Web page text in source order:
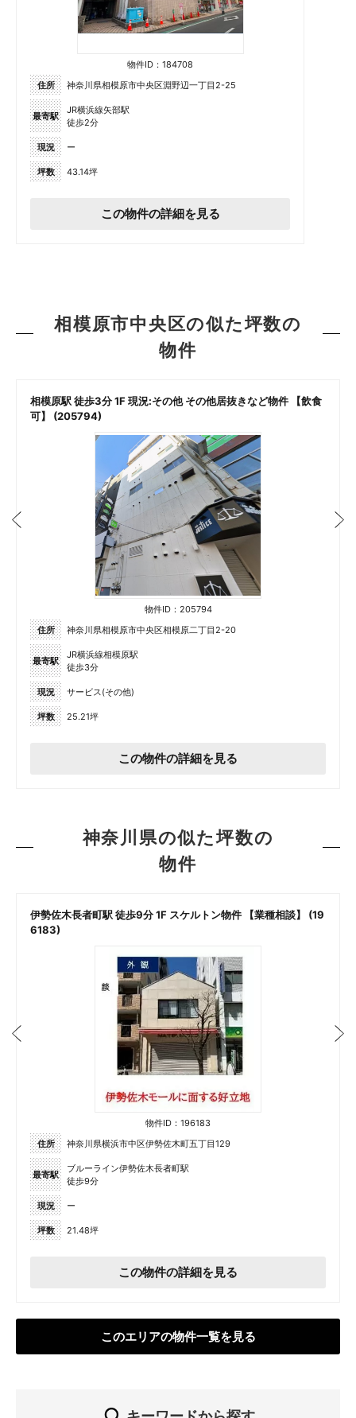
物件ID：184708
住所
神奈川県相模原市中央区淵野辺一丁目2-25
最寄駅
JR横浜線矢部駅
徒歩2分
現況 ー
坪数 43.14坪
この物件の詳細を見る
相模原市中央区の似た坪数の
物件
相模原駅 徒歩3分 1F 現況:その他 その他居抜きなど物件 【飲食
可】 (205794)
物件ID：205794
住所
神奈川県相模原市中央区相模原二丁目2-20
最寄駅
JR横浜線相模原駅
徒歩3分
現況 サービス(その他)
坪数 25.21坪
この物件の詳細を見る
神奈川県の似た坪数の
物件
伊勢佐木長者町駅 徒歩9分 1F スケルトン物件 【業種相談】 (19
6183)
物件ID：196183
住所
神奈川県横浜市中区伊勢佐木町五丁目129
最寄駅
ブルーライン伊勢佐木長者町駅
徒歩9分
現況 ー
坪数 21.48坪
この物件の詳細を見る
このエリアの物件一覧を見る